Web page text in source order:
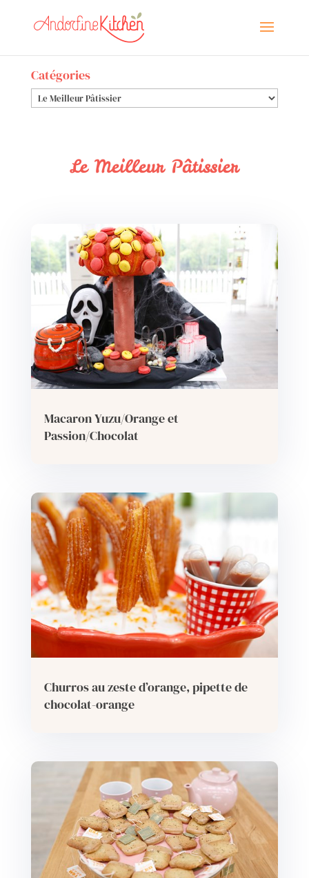
Catégories
Catégories
Le Meilleur Pâtissier
Macaron Yuzu/Orange et
Passion/Chocolat
Churros au zeste d’orange, pipette de
chocolat-orange